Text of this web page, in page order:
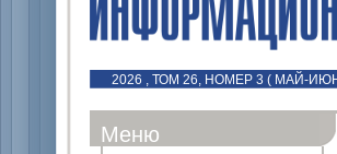
2026 , ТОМ 26, НОМЕР 3 ( МАЙ-
Меню